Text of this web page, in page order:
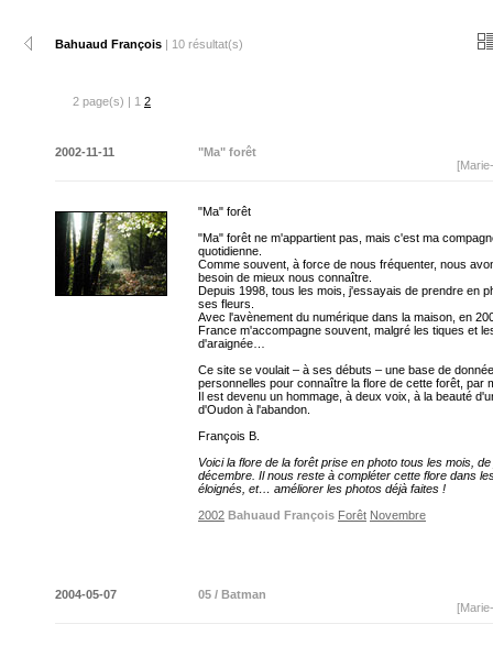
Bahuaud François | 10 résultat(s)
2 page(s) | 1 2
2002-11-11
"Ma" forêt
"Ma" forêt
"Ma" forêt ne m'appartient pas, mais c'est ma
quotidienne.
Comme souvent, à force de nous fréquenter, nous
besoin de mieux nous connaître.
Depuis 1998, tous les mois, j'essayais de prendre en
ses fleurs.
Avec l'avènement du numérique dans la maison, en
France m'accompagne souvent, malgré les tiques et
d'araignée…
Ce site se voulait – à ses débuts – une base de
personnelles pour connaître la flore de cette forêt, par
Il est devenu un hommage, à deux voix, à la beauté
d'Oudon à l'abandon.
François B.
Voici la flore de la forêt prise en photo tous les mois,
décembre. Il nous reste à compléter cette flore dans
éloignés, et… améliorer les photos déjà faites !
2002 Bahuaud François Forêt Novembre
2004-05-07
05 / Batman